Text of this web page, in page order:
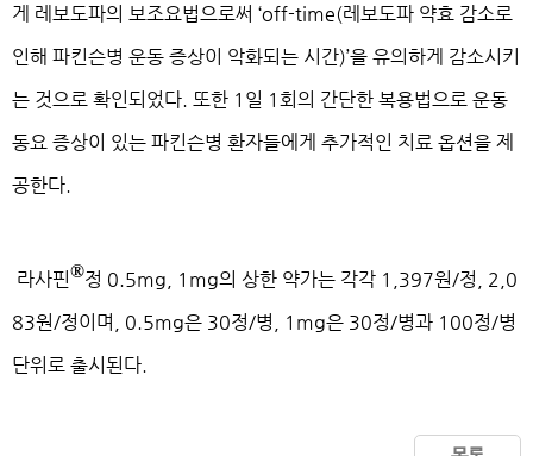
게 레보도파의 보조요법으로써 ‘off-time(레보도파 약효 감소로
인해 파킨슨병 운동 증상이 악화되는 시간)’을 유의하게 감소시키
는 것으로 확인되었다. 또한 1일 1회의 간단한 복용법으로 운동
동요 증상이 있는 파킨슨병 환자들에게 추가적인 치료 옵션을 제
공한다.
라사핀®정 0.5mg, 1mg의 상한 약가는 각각 1,397원/정, 2,0
83원/정이며, 0.5mg은 30정/병, 1mg은 30정/병과 100정/병
단위로 출시된다.